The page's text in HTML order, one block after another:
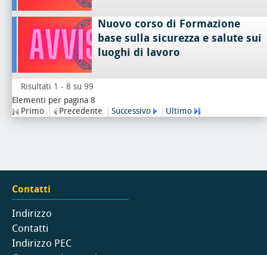
Nuovo corso di Formazione
base sulla sicurezza e salute sui
luoghi di lavoro
Risultati 1 - 8 su 99
Elementi per pagina 8
Primo
Precedente Successivo Ultimo
Contatti
Indirizzo
Contatti
Indirizzo PEC